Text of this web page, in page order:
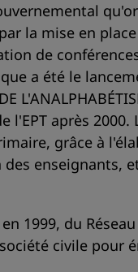
la mise en
de
a été le
l'EPT après
grâce à
enseignants,
1999, du
civile pour